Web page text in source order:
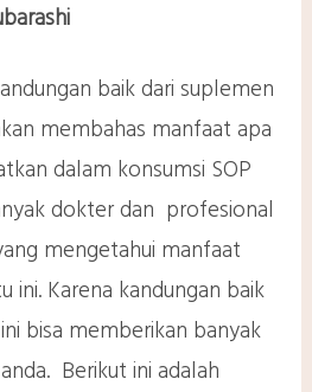
baik dari suplemen
membahas manfaat apa
dalam konsumsi SOP
dokter dan profesional
mengetahui manfaat
ini. Karena kandungan baik
bisa memberikan banyak
Berikut ini adalah